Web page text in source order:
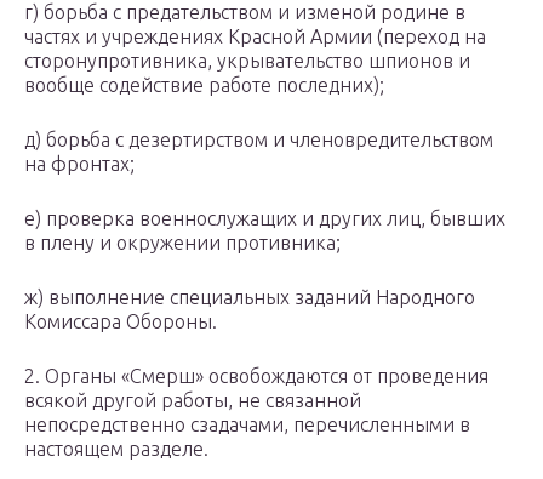
г) борьба с предательством и изменой родине в
частях и учреждениях Красной Армии (переход на
сторонупротивника, укрывательство шпионов и
вообще содействие работе последних);
д) борьба с дезертирством и членовредительством
на фронтах;
е) проверка военнослужащих и других лиц, бывших
в плену и окружении противника;
ж) выполнение специальных заданий Народного
Комиссара Обороны.
2. Органы «Смерш» освобождаются от проведения
всякой другой работы, не связанной
непосредственно сзадачами, перечисленными в
настоящем разделе.